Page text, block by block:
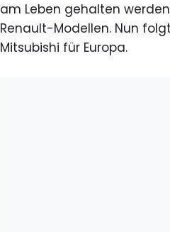
am Leben gehalten
Renault-Modellen. Nun
Mitsubishi für Europa.